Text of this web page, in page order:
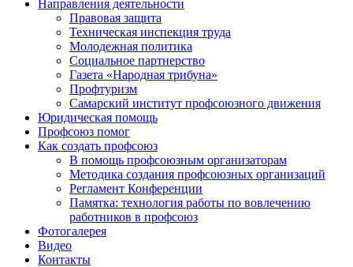
Направления деятельности
Правовая защита
Техническая инспекция труда
Молодежная политика
Социальное партнерство
Газета «Народная трибуна»
Профтуризм
Самарский институт профсоюзного движения
Юридическая помощь
Профсоюз помог
Как создать профсоюз
В помощь профсоюзным организаторам
Методика создания профсоюзных организаций
Регламент Конференции
Памятка: технология работы по вовлечению
работников в профсоюз
Фотогалерея
Видео
Контакты